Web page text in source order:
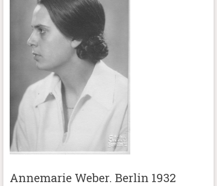
Annemarie Weber. Berlin 1932